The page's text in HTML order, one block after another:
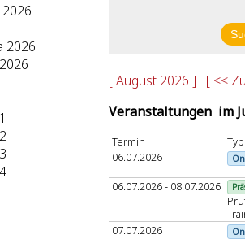
2026
[ August 2026 ]
[ <<
Veranstaltungen im
Termin
Typ
06.07.2026
06.07.2026 - 08.07.2026
07.07.2026